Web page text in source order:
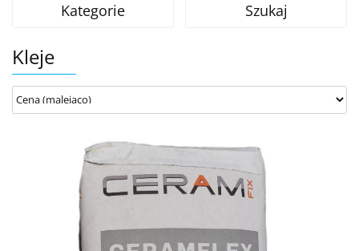
Kategorie Szukaj
Kleje